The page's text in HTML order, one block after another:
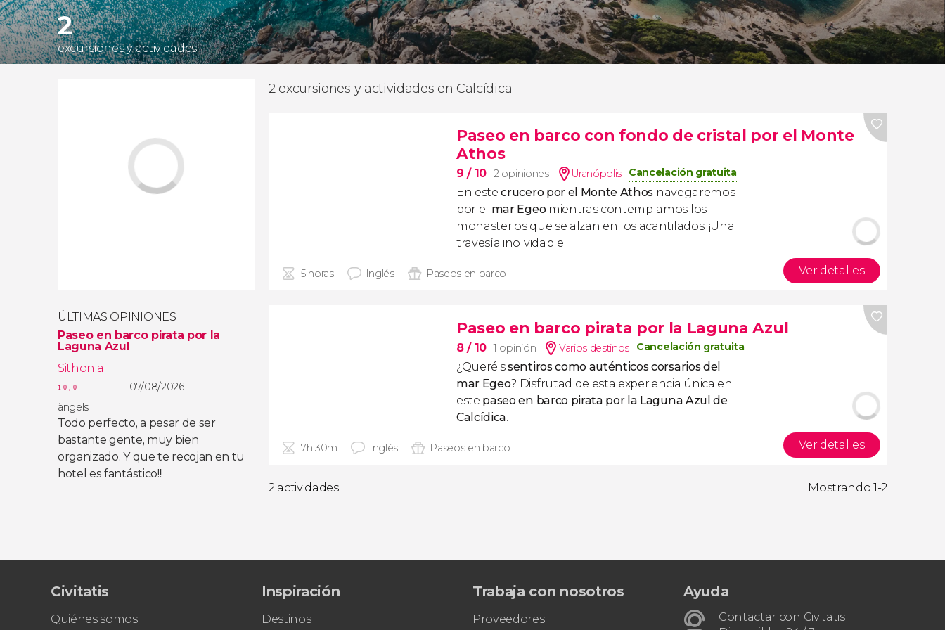
2
excursiones y actividades
ÚLTIMAS OPINIONES
Paseo en barco pirata por la
Laguna Azul
Sithonia
10,0
07/08/2026
àngels
Todo perfecto, a pesar de ser
bastante gente, muy bien
organizado. Y que te recojan en tu
hotel es fantástico!!!
2 excursiones y actividades en Calcídica
Paseo en barco con fondo de cristal por el Monte
Athos
9/ 10 2 opiniones Uranópolis Cancelación gratuita
En estecrucero por el Monte Athos navegaremos
por el mar Egeomientras contemplamos los
monasterios que se alzan en los acantilados. ¡Una
travesía inolvidable!
5 horas Inglés Paseos en barco Ver detalles
Paseo en barco pirata por la Laguna Azul
8/ 10 1 opinión Varios destinos Cancelación gratuita
¿Queréissentiros como auténticos corsarios del
mar Egeo? Disfrutad de esta experiencia única en
este paseo en barco pirata por la Laguna Azul de
Calcídica.
7h 30m Inglés Paseos en barco Ver detalles
2 actividades Mostrando 1-2
Civitatis
Quiénes somos
Inspiración
Destinos
Trabaja con nosotros
Proveedores
Ayuda
Contactar con Civitatis